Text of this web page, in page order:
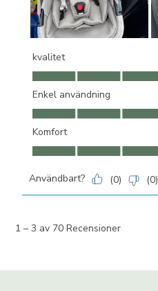
kvalitet
kvalitet, 5.0 av 5
Enkel användning
Enkel användning, 5.0 av 5
Komfort
Komfort, 5.0 av 5
Användbart? (0) (0)
1 – 3 av 70 Recensioner